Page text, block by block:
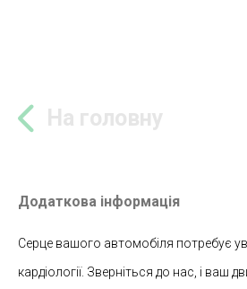
На головну
Додаткова інформація
Серце вашого автомобіля потребує
кардіології. Зверніться до нас, і ваш